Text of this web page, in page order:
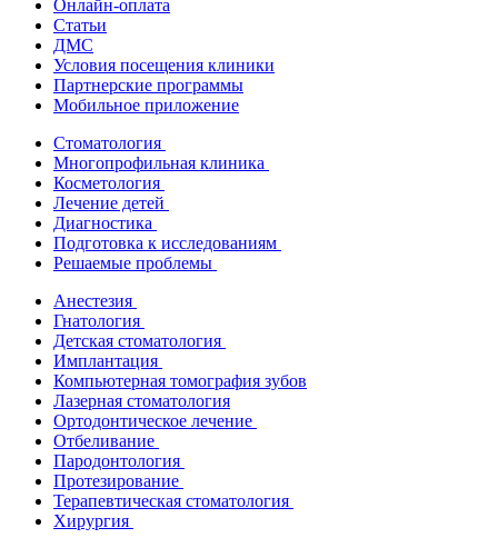
Онлайн-оплата
Статьи
ДМС
Условия посещения клиники
Партнерские программы
Мобильное приложение
Стоматология
Многопрофильная клиника
Косметология
Лечение детей
Диагностика
Подготовка к исследованиям
Решаемые проблемы
Анестезия
Гнатология
Детская стоматология
Имплантация
Компьютерная томография зубов
Лазерная стоматология
Ортодонтическое лечение
Отбеливание
Пародонтология
Протезирование
Терапевтическая стоматология
Хирургия